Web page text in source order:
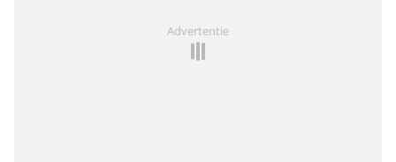
Advertentie